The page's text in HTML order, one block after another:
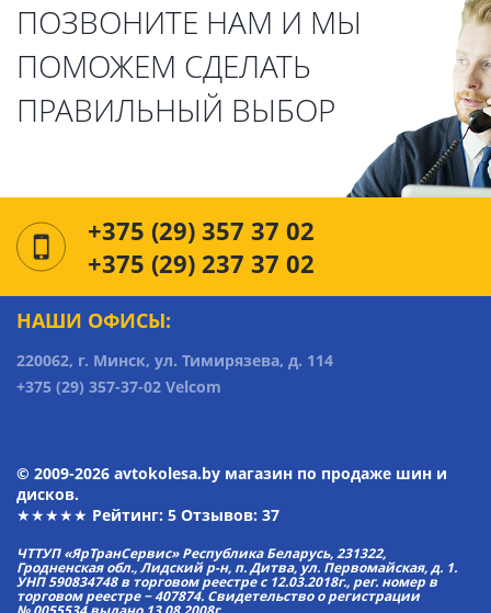
ПОЗВОНИТЕ НАМ И МЫ
ПОМОЖЕМ СДЕЛАТЬ
ПРАВИЛЬНЫЙ ВЫБОР
+375 (29) 357 37 02
+375 (29) 237 37 02
НАШИ ОФИСЫ:
220062, г. Минск, ул. Тимирязева, д. 114
+375 (29) 357-37-02 Velcom
© 2009-2026 avtokolesa.by магазин по продаже шин и
дисков.
★★★★★ Рейтинг: 5 Отзывов: 37
ЧТТУП «ЯрТранСервис» Республика Беларусь, 231322,
Гродненская обл., Лидский р-н, п. Дитва, ул. Первомайская, д. 1.
УНП 590834748 в торговом реестре с 12.03.2018г., рег. номер в
торговом реестре − 407874. Свидетельство о регистрации